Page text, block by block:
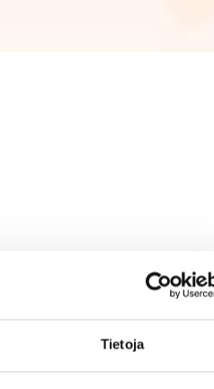
Tietoja